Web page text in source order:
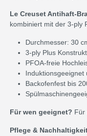
Le Creuset Antihaft-
kombiniert mit der 3-ply
Durchmesser: 30
3-ply Plus
PFOA-freie
Induktionsgeeignet
Backofenfest bis
Für wen geeignet? Für
Pflege &